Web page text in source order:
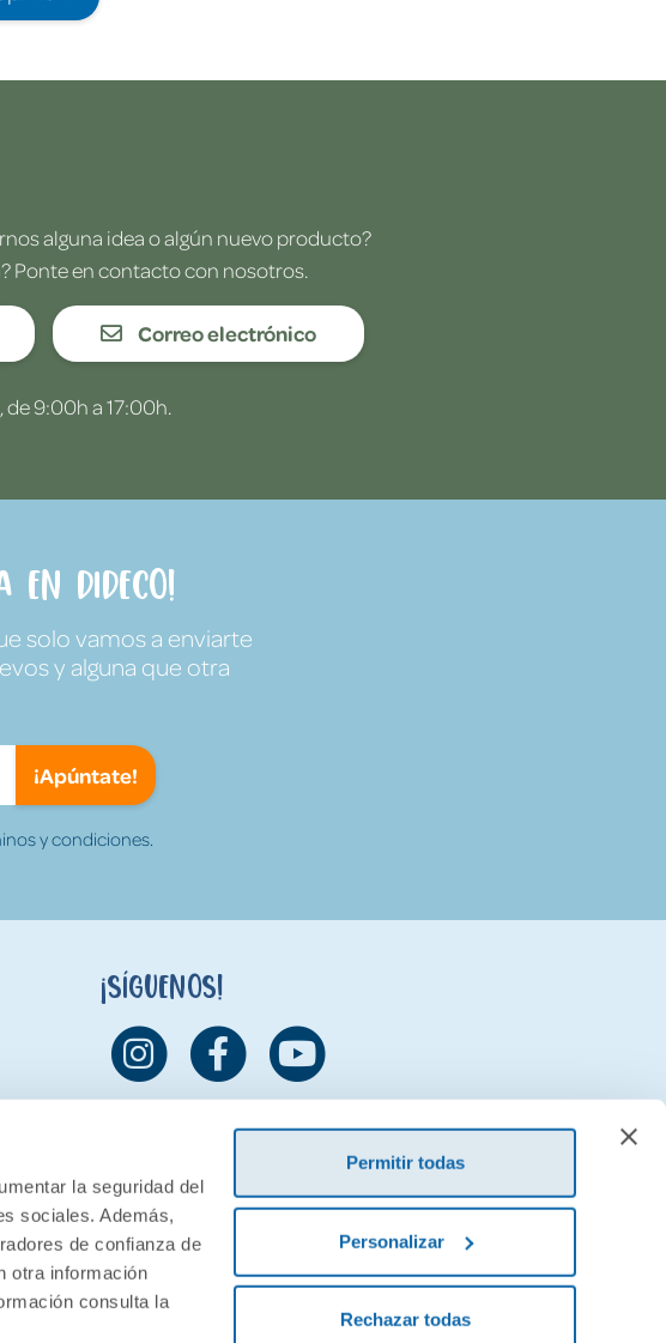
la seguridad del
sociales. Además,
de confianza de
otra información
consulta la
Permitir todas
Personalizar
Rechazar todas
alguna idea o algún nuevo producto?
Ponte en contacto con nosotros.
Correo electrónico
9:00h a 17:00h.
en Dideco!
solo vamos a enviarte
y alguna que otra
¡Apúntate!
y condiciones.
¡Síguenos!